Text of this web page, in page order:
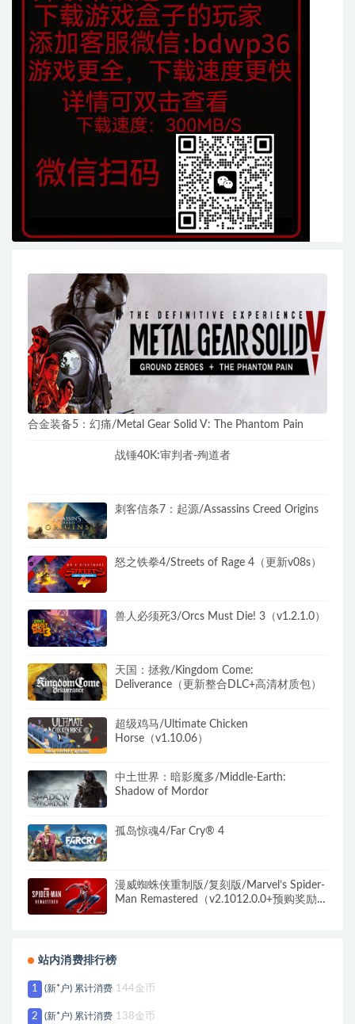
合金装备5：幻痛/Metal Gear Solid V: The Phantom Pain
战锤40K:审判者-殉道者
刺客信条7：起源/Assassins Creed Origins
怒之铁拳4/Streets of Rage 4（更新v08s）
兽人必须死3/Orcs Must Die! 3（v1.2.1.0）
天国：拯救/Kingdom Come:
Deliverance（更新整合DLC+高清材质包）
超级鸡马/Ultimate Chicken
Horse（v1.10.06）
中土世界：暗影魔多/Middle-Earth:
Shadow of Mordor
孤岛惊魂4/Far Cry® 4
漫威蜘蛛侠重制版/复刻版/Marvel’s Spider-
Man Remastered（v2.1012.0.0+预购奖励
站内消费排行榜
1 (新*户) 累计消费 144金币
2 (新*户) 累计消费 138金币